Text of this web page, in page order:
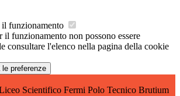
il funzionamento
il funzionamento non possono essere
consultare l'elenco nella pagina della cookie
le preferenze
Scientifico Fermi Polo Tecnico Brutium